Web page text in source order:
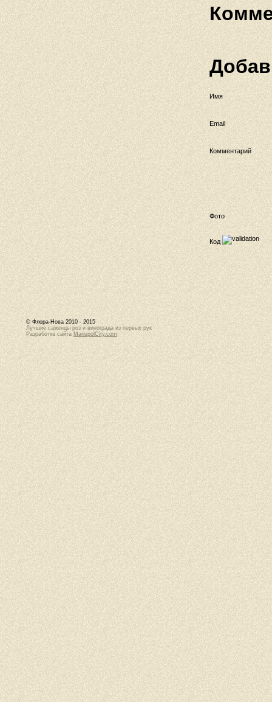
Имя
Email
Комментарий
Фото
Код
© Флора-Нова 2010 - 2015
Лучшие саженцы роз и винограда из первых рук
Разработка сайта MariupolCity.com